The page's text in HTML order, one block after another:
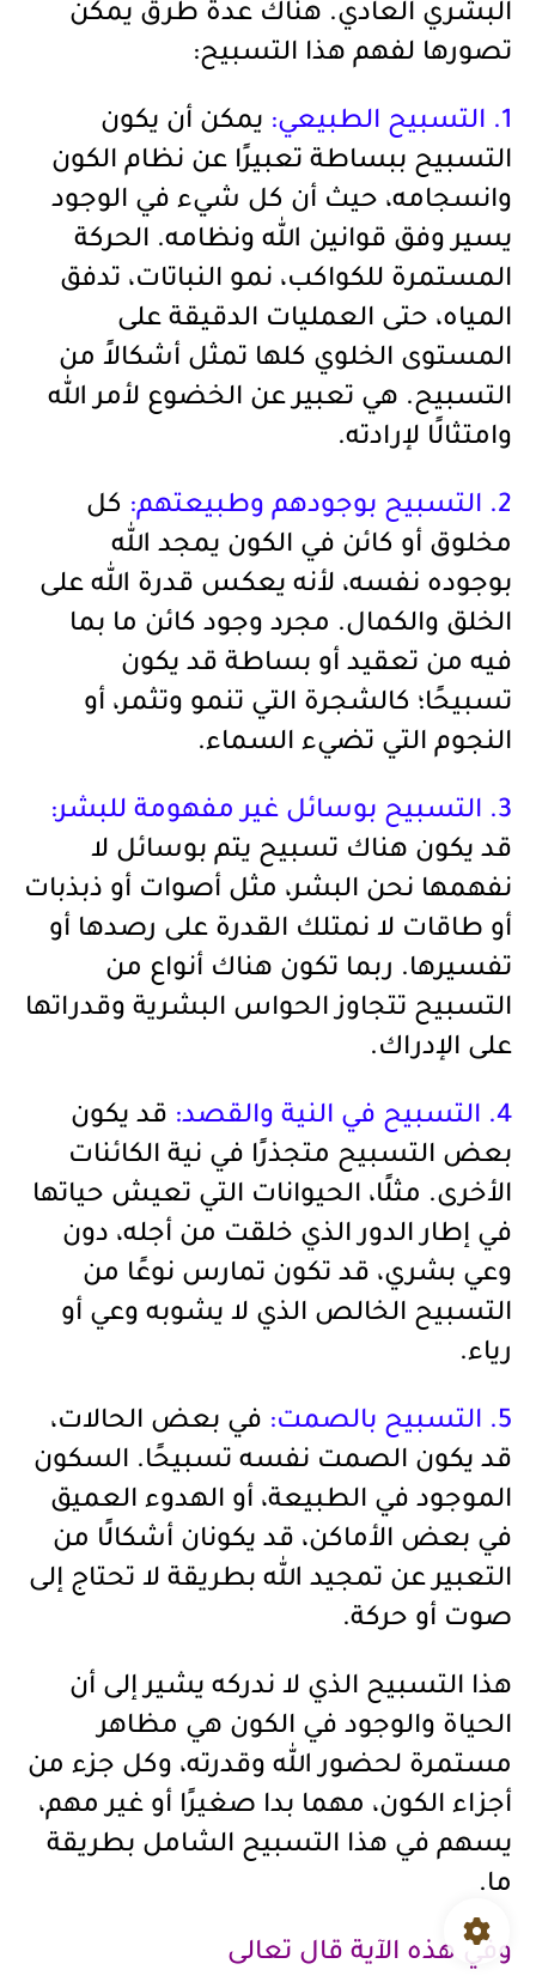
البشري العادي. هناك عدة طرق يمكن
تصورها لفهم هذا التسبيح:
1. التسبيح الطبيعي:
يمكن أن يكون
التسبيح ببساطة تعبيرًا عن نظام الكون
وانسجامه، حيث أن كل شيء في الوجود
يسير وفق قوانين الله ونظامه. الحركة
المستمرة للكواكب، نمو النباتات، تدفق
المياه، حتى العمليات الدقيقة على
المستوى الخلوي كلها تمثل أشكالاً من
التسبيح. هي تعبير عن الخضوع لأمر الله
وامتثالًا لإرادته.
2. التسبيح بوجودهم وطبيعتهم:
كل
مخلوق أو كائن في الكون يمجد الله
بوجوده نفسه، لأنه يعكس قدرة الله على
الخلق والكمال. مجرد وجود كائن ما بما
فيه من تعقيد أو بساطة قد يكون
تسبيحًا؛ كالشجرة التي تنمو وتثمر، أو
النجوم التي تضيء السماء.
3. التسبيح بوسائل غير مفهومة للبشر:
قد يكون هناك تسبيح يتم بوسائل لا
نفهمها نحن البشر، مثل أصوات أو ذبذبات
أو طاقات لا نمتلك القدرة على رصدها أو
تفسيرها. ربما تكون هناك أنواع من
التسبيح تتجاوز الحواس البشرية وقدراتها
على الإدراك.
4. التسبيح في النية والقصد:
قد يكون
بعض التسبيح متجذرًا في نية الكائنات
الأخرى. مثلًا، الحيوانات التي تعيش حياتها
في إطار الدور الذي خلقت من أجله، دون
وعي بشري، قد تكون تمارس نوعًا من
التسبيح الخالص الذي لا يشوبه وعي أو
رياء.
5. التسبيح بالصمت:
في بعض الحالات،
قد يكون الصمت نفسه تسبيحًا. السكون
الموجود في الطبيعة، أو الهدوء العميق
في بعض الأماكن، قد يكونان أشكالًا من
التعبير عن تمجيد الله بطريقة لا تحتاج إلى
صوت أو حركة.
هذا التسبيح الذي لا ندركه يشير إلى أن
الحياة والوجود في الكون هي مظاهر
مستمرة لحضور الله وقدرته، وكل جزء من
أجزاء الكون، مهما بدا صغيرًا أو غير مهم،
يسهم في هذا التسبيح الشامل بطريقة
ما.
وفي هذه الآية قال تعالى